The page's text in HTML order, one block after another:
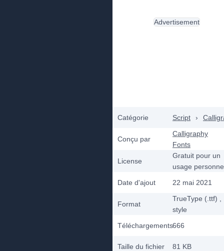
Catégorie Script ›
Conçu par
Calligraphy
Fonts
License
Gratuit pour un
usage
Date d'ajout
22 mai 2021
Format
TrueType (.ttf)
style
Téléchargements666
Taille du fichier 81 KB
Advertisement